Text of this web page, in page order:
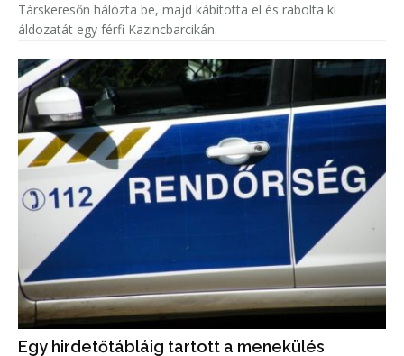
Társkeresőn hálózta be, majd kábította el és rabolta ki
áldozatát egy férfi Kazincbarcikán.
Egy hirdetőtábláig tartott a menekülés